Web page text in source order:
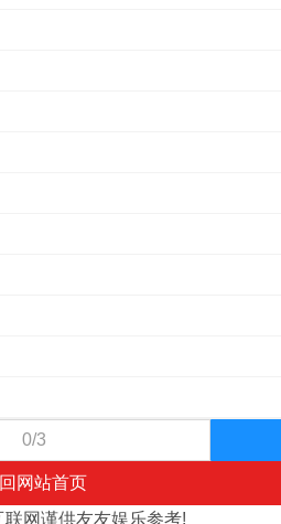
0/3
网站首页
联网谨供友友娱乐参考!